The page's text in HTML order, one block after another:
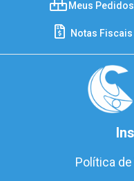
Meus Pedidos
Notas Fiscais
Política